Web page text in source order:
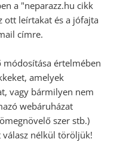
a "neparazz.hu cikk
ott leírtakat és a jófajta
címre.
értelmében
amelyek
vagy bármilyen nem
webáruházat
szer stb.)
nélkül töröljük!